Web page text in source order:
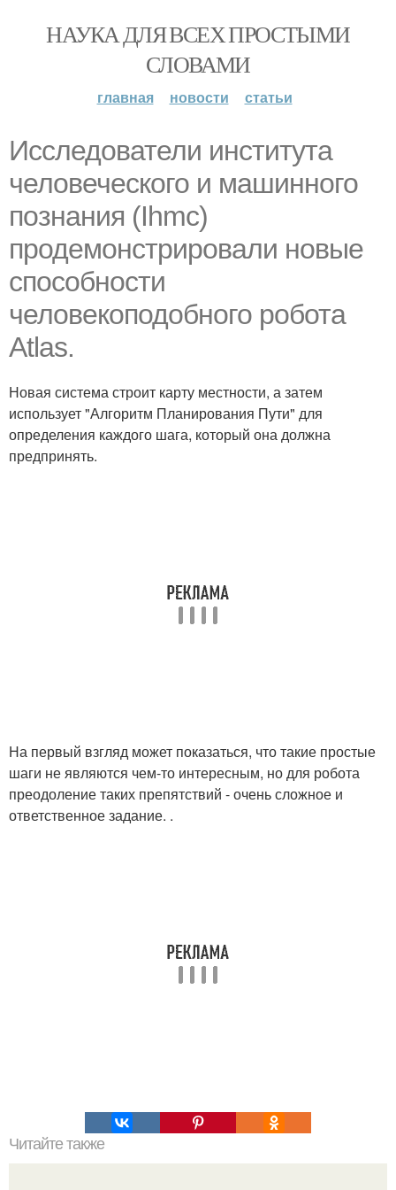
НАУКА ДЛЯ ВСЕХ ПРОСТЫМИ
СЛОВАМИ
главная новости статьи
Исследователи института
человеческого и машинного
познания (Ihmc)
продемонстрировали новые
способности
человекоподобного робота
Atlas.
Новая система строит карту местности, а затем
использует "Алгоритм Планирования Пути" для
определения каждого шага, который она должна
предпринять.
На первый взгляд может показаться, что такие простые
шаги не являются чем-то интересным, но для робота
преодоление таких препятствий - очень сложное и
ответственное задание. .
Читайте также